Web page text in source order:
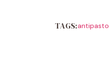
TAGS:antipasto